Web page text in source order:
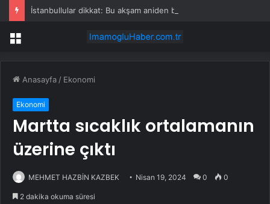
İstanbullular dikkat: Bu akşam aniden bastırabilir!
Menü
Anasayfa / Ekonomi
Ekonomi
Martta sıcaklık ortalamanın
üzerine çıktı
MEHMET HAZBİN KAZBEK Nisan 19, 2024 0 0
2 dakika okuma süresi